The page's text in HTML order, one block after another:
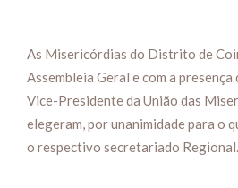
As Misericórdias do Distrito de
Assembleia Geral e com a
Vice-Presidente da União das
elegeram, por unanimidade para o
o respectivo secretariado Regional.